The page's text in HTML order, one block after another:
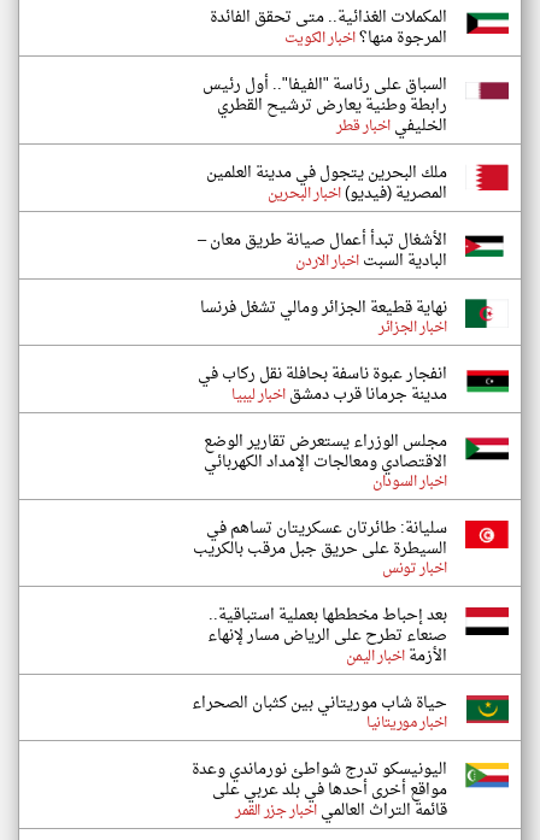
المكملات الغذائية.. متى تحقق الفائدة
المرجوة منها؟اخبار الكويت
السباق على رئاسة "الفيفا".. أول رئيس
رابطة وطنية يعارض ترشيح القطري
الخليفياخبار قطر
ملك البحرين يتجول في مدينة العلمين
المصرية (فيديو)اخبار البحرين
الأشغال تبدأ أعمال صيانة طريق معان –
البادية السبتاخبار الاردن
نهاية قطيعة الجزائر ومالي تشغل فرنسا
اخبار الجزائر
انفجار عبوة ناسفة بحافلة نقل ركاب في
مدينة جرمانا قرب دمشقاخبار ليبيا
مجلس الوزراء يستعرض تقارير الوضع
الاقتصادي ومعالجات الإمداد الكهربائي
اخبار السودان
سليانة: طائرتان عسكريتان تساهم في
السيطرة على حريق جبل مرقب بالكريب
اخبار تونس
بعد إحباط مخططها بعملية استباقية..
صنعاء تطرح على الرياض مسار لإنهاء
الأزمةاخبار اليمن
حياة شاب موريتاني بين كثبان الصحراء
اخبار موريتانيا
اليونيسكو تدرج شواطئ نورماندي وعدة
مواقع أخرى أحدها في بلد عربي على
قائمة التراث العالمياخبار جزر القمر